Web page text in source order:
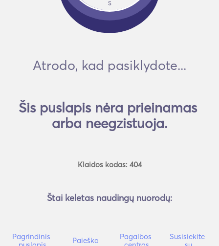
Atrodo, kad pasiklydote...
Šis puslapis nėra prieinamas
arba neegzistuoja.
Klaidos kodas: 404
Štai keletas naudingų nuorodų:
Pagrindinis
Paieška
Pagalbos
Susisiekite